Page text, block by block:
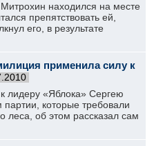
находился на месте
препятствовать ей,
его, в результате
применила силу к
лидеру «Яблока» Сергею
партии, которые требовали
леса, об этом рассказал сам